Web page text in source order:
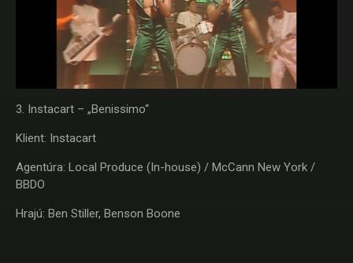
3. Instacart – „Benissimo“
Klient: Instacart
Agentúra: Local Produce (In-house) / McCann New York /
BBDO
Hrajú: Ben Stiller, Benson Boone